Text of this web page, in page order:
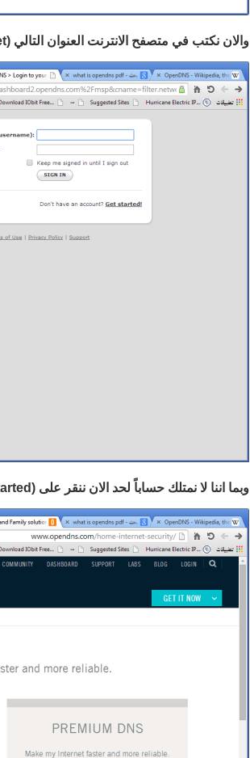
والان نكتب في متصفح الانترنت العنوان التالي (
وبما اننا لا نمتلك حساباً لحد الان ننقر على (